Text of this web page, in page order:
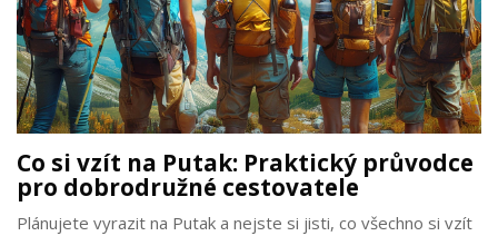
Co si vzít na Putak: Praktický průvodce
pro dobrodružné cestovatele
Plánujete vyrazit na Putak a nejste si jisti, co všechno si vzít